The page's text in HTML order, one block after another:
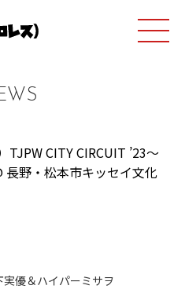
TJPW CITY CIRCUIT ’23～
長野・松本市キッセイ文化
優＆ハイパーミサヲ